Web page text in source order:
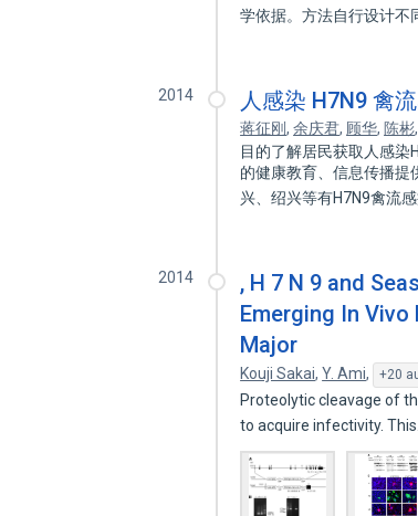
学依据。方法自行设计不
2014 人感染 H7N9 禽
蒋征刚,余庆君, 顾华, 陈彬,
目的了解居民获取人感
的健康教育、信息传播提
兴、绍兴等有H7N9禽流
2014
, H 7 N 9 and
Emerging In Vivo
Major
Kouji Sakai,Y. Ami, +20
Proteolytic cleavage of
to acquire infectivity.